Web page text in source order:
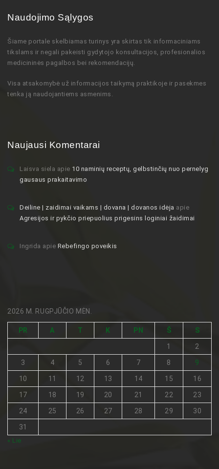
Naudojimo Sąlygos
Šiame portale skelbiamas turinys yra skirtas tik informaciniams
tikslams ir negali pakeisti gydytojo konsultacijos, profesionalios
medicininės pagalbos bei rekomendacijų.
Visa atsakomybė už informacijos taikymą praktikoje ir pasekmes
tenka ją naudojantiems asmenims.
Naujausi Komentarai
Laisva siela apie 10 naminių receptų, gelbstinčių nuo pernelyg
gausaus prakaitavimo
Deiline | zaidimai vaikams | dovana | dovanos idėja apie
Agresijos ir pykčio priepuolius prigesins loginiai žaidimai
Ingrida apie Rebefingo poveikis
2026 M. RUGPJŪČIO MĖN.
PR A T K PN Š S
1 2
3 4 5 6 7 8 9
10 11 12 13 14 15 16
17 18 19 20 21 22 23
24 25 26 27 28 29 30
31
« Lie